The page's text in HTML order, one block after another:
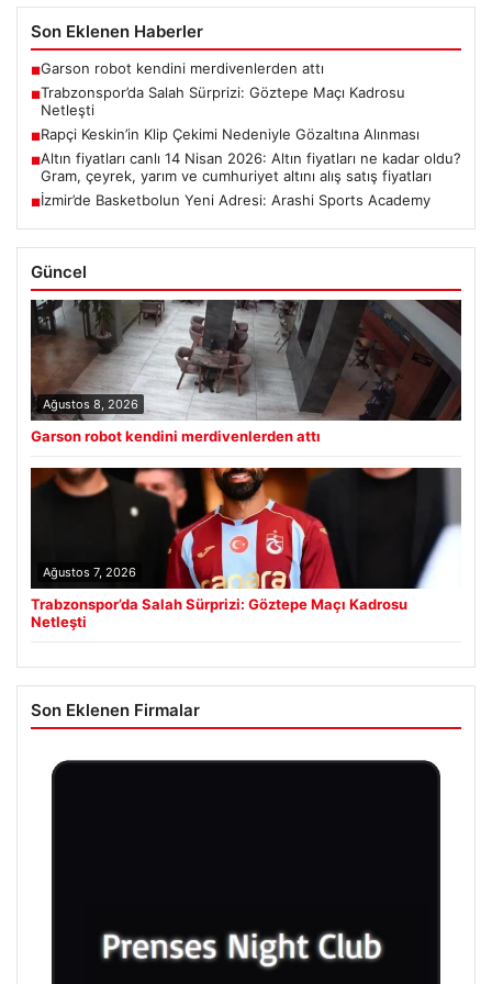
Son Eklenen Haberler
■Garson robot kendini merdivenlerden attı
■Trabzonspor’da Salah Sürprizi: Göztepe Maçı Kadrosu
Netleşti
■Rapçi Keskin’in Klip Çekimi Nedeniyle Gözaltına Alınması
■Altın fiyatları canlı 14 Nisan 2026: Altın fiyatları ne kadar oldu?
Gram, çeyrek, yarım ve cumhuriyet altını alış satış fiyatları
■İzmir’de Basketbolun Yeni Adresi: Arashi Sports Academy
Güncel
Ağustos 8, 2026
Garson robot kendini merdivenlerden attı
Ağustos 7, 2026
Trabzonspor’da Salah Sürprizi: Göztepe Maçı Kadrosu
Netleşti
Son Eklenen Firmalar